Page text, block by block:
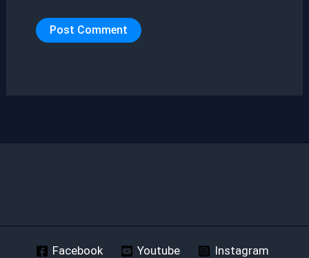
Facebook Youtube Instagram